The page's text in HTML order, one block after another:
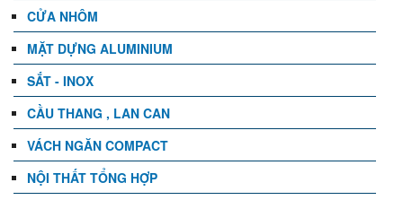
CỬA NHÔM
MẶT DỰNG ALUMINIUM
SẮT - INOX
CẦU THANG , LAN CAN
VÁCH NGĂN COMPACT
NỘI THẤT TỔNG HỢP